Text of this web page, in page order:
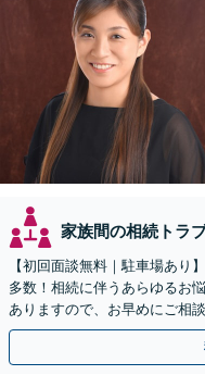
家族間の相続トラ
【初回面談無料｜駐車場あり
多数！相続に伴うあらゆるお
ありますので、お早めにご相
決へ【WEB面談可】